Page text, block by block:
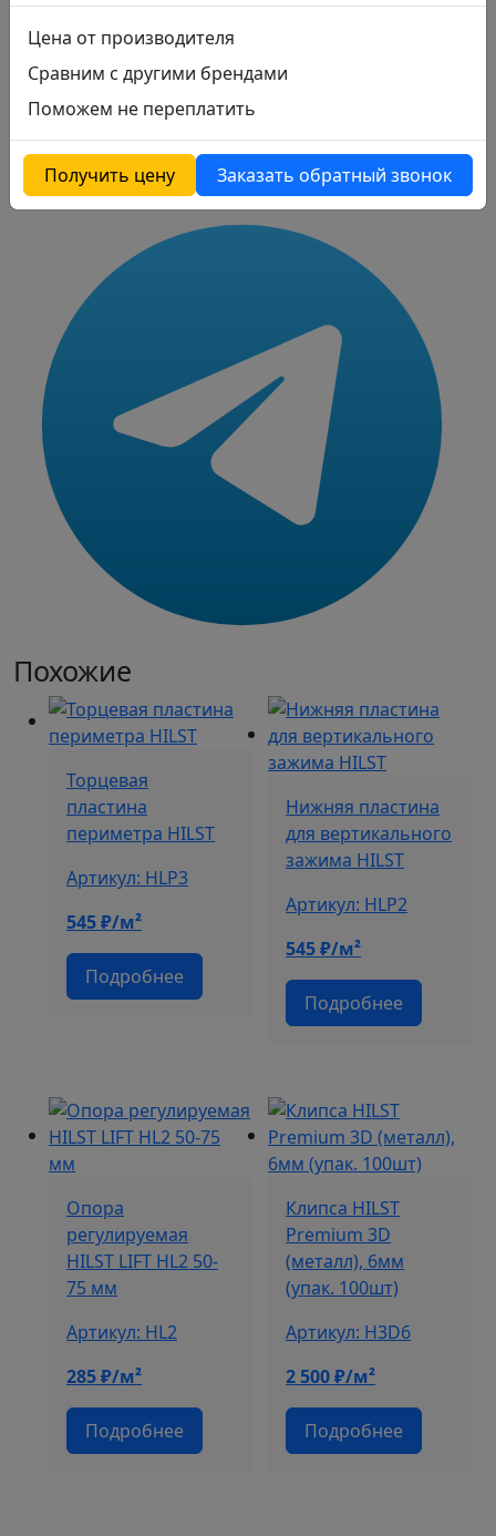
Похожие
Торцевая
пластина
периметра HILST
Артикул: HLP3
Подробнее
545₽/м²
Нижняя пластина
для вертикального
зажима HILST
Артикул: HLP2
Подробнее
545₽/м²
Опора
регулируемая
HILST LIFT HL2 50-
75 мм
Артикул: HL2
Подробнее
285₽/м²
Клипса HILST
Premium 3D
(металл), 6мм
(упак. 100шт)
Артикул: H3D6
Подробнее
2 500₽/м²
Цена от производителя
Сравним с другими брендами
Поможем не переплатить
Получить цену Заказать обратный звонок